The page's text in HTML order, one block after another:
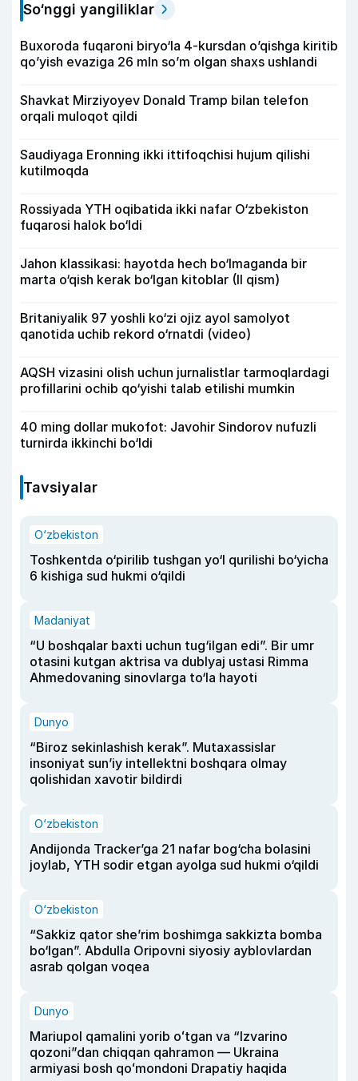
So‘nggi yangiliklar
Buxoroda fuqaroni biryo‘la 4-kursdan o’qishga kiritib
qo’yish evaziga 26 mln so’m olgan shaxs ushlandi
Shavkat Mirziyoyev Donald Tramp bilan telefon
orqali muloqot qildi
Saudiyaga Eronning ikki ittifoqchisi hujum qilishi
kutilmoqda
Rossiyada YTH oqibatida ikki nafar O‘zbekiston
fuqarosi halok bo‘ldi
Jahon klassikasi: hayotda hech bo‘lmaganda bir
marta o‘qish kerak bo‘lgan kitoblar (II qism)
Britaniyalik 97 yoshli ko‘zi ojiz ayol samolyot
qanotida uchib rekord o‘rnatdi (video)
AQSH vizasini olish uchun jurnalistlar tarmoqlardagi
profillarini ochib qo‘yishi talab etilishi mumkin
40 ming dollar mukofot: Javohir Sindorov nufuzli
turnirda ikkinchi bo‘ldi
Tavsiyalar
O‘zbekiston
Toshkentda o‘pirilib tushgan yo‘l qurilishi bo‘yicha
6 kishiga sud hukmi o‘qildi
Madaniyat
“U boshqalar baxti uchun tug‘ilgan edi”. Bir umr
otasini kutgan aktrisa va dublyaj ustasi Rimma
Ahmedovaning sinovlarga to‘la hayoti
Dunyo
“Biroz sekinlashish kerak”. Mutaxassislar
insoniyat sun’iy intellektni boshqara olmay
qolishidan xavotir bildirdi
O‘zbekiston
Andijonda Tracker’ga 21 nafar bog‘cha bolasini
joylab, YTH sodir etgan ayolga sud hukmi o‘qildi
O‘zbekiston
“Sakkiz qator she’rim boshimga sakkizta bomba
bo‘lgan”. Abdulla Oripovni siyosiy ayblovlardan
asrab qolgan voqea
Dunyo
Mariupol qamalini yorib oʻtgan va “Izvarino
qozoni”dan chiqqan qahramon — Ukraina
armiyasi bosh qoʻmondoni Drapatiy haqida